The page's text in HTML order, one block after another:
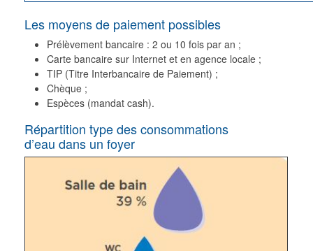
Les moyens de paiement possibles
Prélèvement bancaire : 2 ou 10 fois par an ;
Carte bancaire sur Internet et en agence locale ;
TIP (Titre Interbancaire de Paiement) ;
Chèque ;
Espèces (mandat cash).
Répartition type des consommations
d’eau dans un foyer